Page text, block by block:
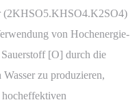
(2KHSO5.KHSO4.K2SO4)
von Hochenergie-
[O] durch die
zu produzieren,